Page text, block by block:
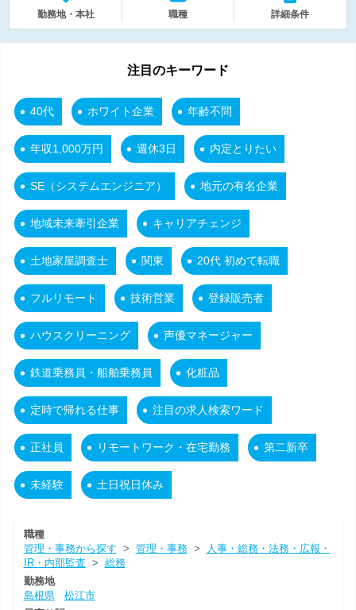
勤務地・本社 職種 詳細条件
注目のキーワード
40代 ホワイト企業 年齢不問
年収1,000万円 週休3日 内定とりたい
SE（システムエンジニア） 地元の有名企業
地域未来牽引企業 キャリアチェンジ
土地家屋調査士 関東 20代 初めて転職
フルリモート 技術営業 登録販売者
ハウスクリーニング 声優マネージャー
鉄道乗務員・船舶乗務員 化粧品
定時で帰れる仕事 注目の求人検索ワード
正社員 リモートワーク・在宅勤務 第二新卒
未経験 土日祝日休み
職種
管理・事務から探す > 管理・事務>
人事・総務・法務・広報・
IR・内部監査 > 総務
勤務地
島根県
松江市